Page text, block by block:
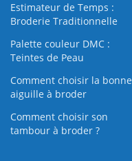
Estimateur de Temps :
Broderie Traditionnelle
Palette couleur DMC :
Teintes de Peau
Comment choisir la bonne
aiguille à broder
Comment choisir son
tambour à broder ?